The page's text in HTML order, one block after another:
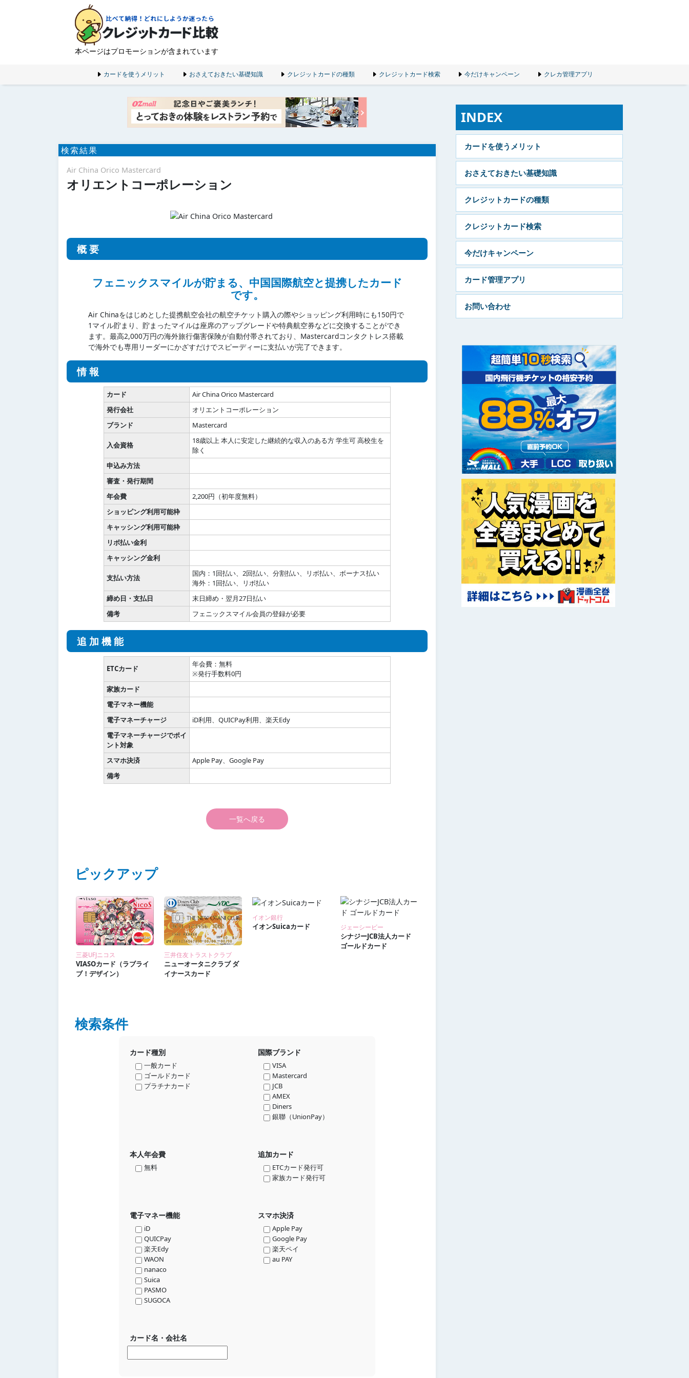
本ページはプロモーションが含まれています
カードを使うメリット おさえておきたい基礎知識 クレジットカードの種類 クレジットカード検索 今だけキャンペーン クレカ管理アプリ
検索結果
Air China Orico Mastercard
オリエントコーポレーション
概要
フェニックスマイルが貯まる、中国国際航空と提携したカード
です。
Air Chinaをはじめとした提携航空会社の航空チケット購入の際やショッピング利用時にも150円で
1マイル貯まり、貯まったマイルは座席のアップグレードや特典航空券などに交換することができ
ます。最高2,000万円の海外旅行傷害保険が自動付帯されており、Mastercardコンタクトレス搭載
で海外でも専用リーダーにかざすだけでスピーディーに支払いが完了できます。
情報
カード
Air China Orico Mastercard
発行会社
オリエントコーポレーション
ブランド
Mastercard
入会資格
18歳以上 本人に安定した継続的な収入のある方 学生可 高校生を
除く
申込み方法
審査・発行期間
年会費
2,200円（初年度無料）
ショッピング利用可能枠
キャッシング利用可能枠
リボ払い金利
キャッシング金利
支払い方法
国内：1回払い、2回払い、分割払い、リボ払い、ボーナス払い
海外：1回払い、リボ払い
締め日・支払日
末日締め・翌月27日払い
備考
フェニックスマイル会員の登録が必要
追加機能
ETCカード
年会費：無料
※発行手数料0円
家族カード
電子マネー機能
電子マネーチャージ
iD利用、QUICPay利用、楽天Edy
電子マネーチャージでポイ
ント対象
スマホ決済
Apple Pay、Google Pay
備考
一覧へ戻る
ピックアップ
三菱UFJニコス
VIASOカード（ラブライ
ブ！デザイン）
三井住友トラストクラブ
ニューオータニクラブ ダ
イナースカード
イオン銀行
イオンSuicaカード ジェーシービー
シナジーJCB法人カード
ゴールドカード
検索条件
カード種別
一般カード
ゴールドカード
プラチナカード
国際ブランド
VISA
Mastercard
JCB
AMEX
Diners
銀聯（UnionPay）
本人年会費
無料
追加カード
ETCカード発行可
家族カード発行可
電子マネー機能
iD
QUICPay
楽天Edy
WAON
nanaco
Suica
PASMO
SUGOCA
スマホ決済
Apple Pay
Google Pay
楽天ペイ
au PAY
カード名・会社名
INDEX
カードを使うメリット
おさえておきたい基礎知識
クレジットカードの種類
クレジットカード検索
今だけキャンペーン
カード管理アプリ
お問い合わせ